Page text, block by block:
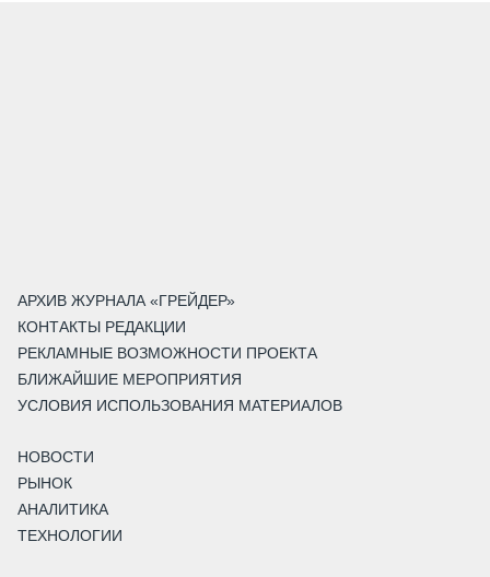
АРХИВ ЖУРНАЛА «ГРЕЙДЕР»
КОНТАКТЫ РЕДАКЦИИ
РЕКЛАМНЫЕ ВОЗМОЖНОСТИ ПРОЕКТА
БЛИЖАЙШИЕ МЕРОПРИЯТИЯ
УСЛОВИЯ ИСПОЛЬЗОВАНИЯ МАТЕРИАЛОВ
НОВОСТИ
РЫНОК
АНАЛИТИКА
ТЕХНОЛОГИИ